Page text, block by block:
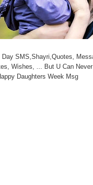
SMS,Shayri,Quotes,
Wishes, ... But U Can
Daughters Week Msg